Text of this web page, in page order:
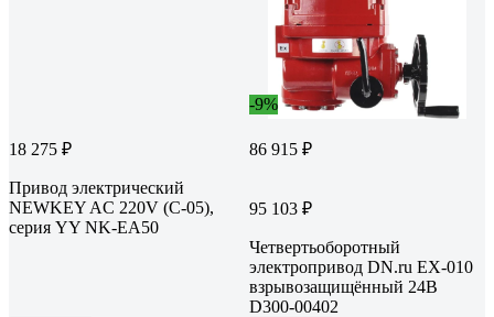
18 275 ₽
Привод электрический
NEWKEY AC 220V (C-05),
серия YY NK-EA50
-9%
86 915 ₽
95 103 ₽
Четвертьоборотный
электропривод DN.ru EX-010
взрывозащищённый 24В
D300-00402